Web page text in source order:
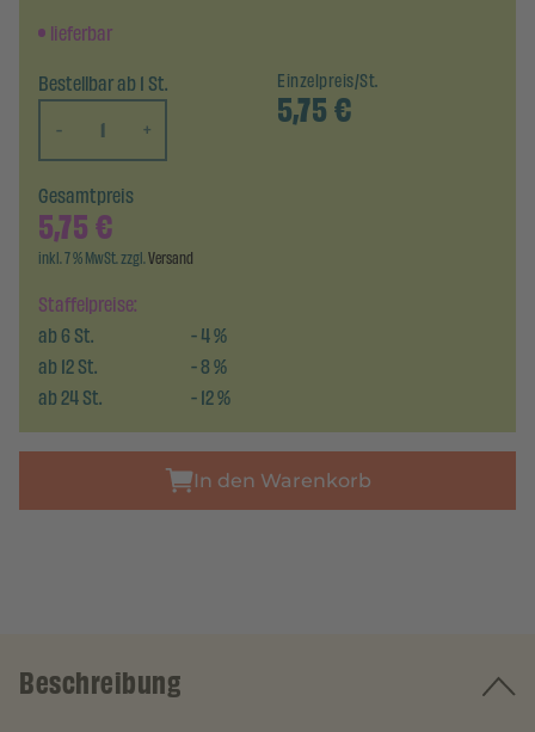
lieferbar
Bestellbar ab 1 St.
-
+
Einzelpreis/St.
5,75€
Staffelpreise:
ab6St. -4%
ab12St. -8%
ab24St. -12%
Gesamtpreis
5,75€
inkl. 7 % MwSt. zzgl.Versand
In den Warenkorb
Beschreibung